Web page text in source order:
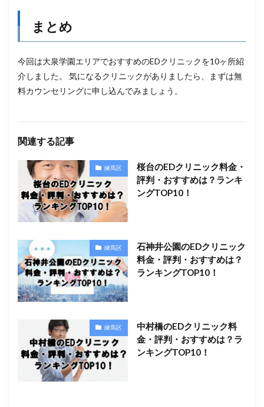
まとめ
今回は大泉学園エリアでおすすめのEDクリニックを10ヶ所紹
介しました。 気になるクリニックがありましたら、まずは無
料カウンセリングに申し込んでみましょう。
関連する記事
練馬区
桜台のEDクリニック料金・
評判・おすすめは？ランキ
ングTOP10！
練馬区
石神井公園のEDクリニック
料金・評判・おすすめは？
ランキングTOP10！
練馬区
中村橋のEDクリニック料
金・評判・おすすめは？ラ
ンキングTOP10！